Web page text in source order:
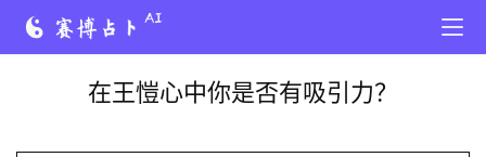
在王愷心中你是否有吸引力？